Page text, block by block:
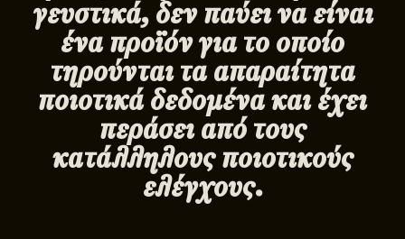
γευστικά, δεν παύει να είναι
ένα προϊόν για το οποίο
τηρούνται τα απαραίτητα
ποιοτικά δεδομένα και έχει
περάσει από τους
κατάλληλους ποιοτικούς
ελέγχους.